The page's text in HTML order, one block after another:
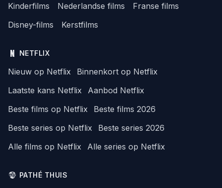
Kinderfilms
Nederlandse films
Franse films
Disney-films
Kerstfilms
NETFLIX
Nieuw op Netflix
Binnenkort op Netflix
Laatste kans Netflix
Aanbod Netflix
Beste films op Netflix
Beste films 2026
Beste series op Netflix
Beste series 2026
Alle films op Netflix
Alle series op Netflix
PATHÉ THUIS